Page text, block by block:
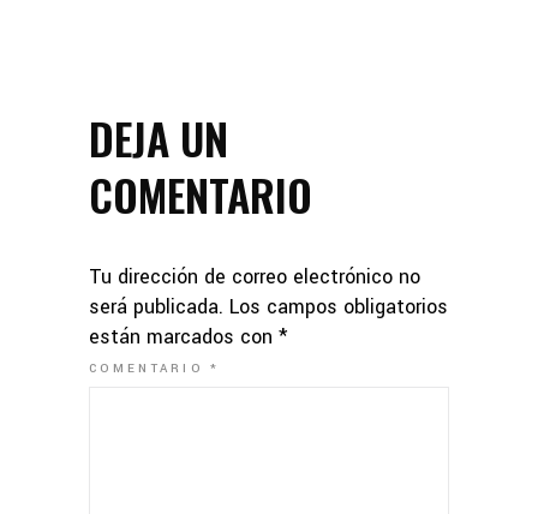
DEJA UN
COMENTARIO
Tu dirección de correo electrónico no
será publicada. Los campos obligatorios
están marcados con *
COMENTARIO*